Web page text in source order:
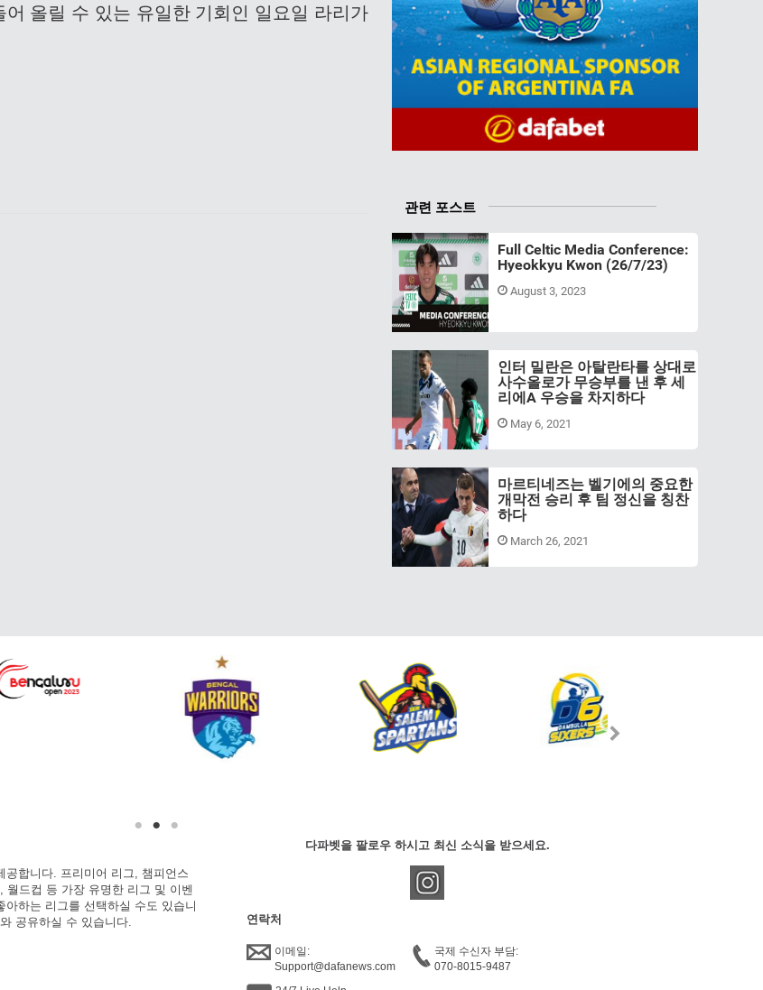
올릴 수 있는 유일한 기회인 일요일 라리가
관련 포스트
Full Celtic Media Conference:
Hyeokkyu Kwon (26/7/23)
August 3, 2023
인터 밀란은 아탈란타를 상대로
사수올로가 무승부를 낸 후 세
리에A 우승을 차지하다
May 6, 2021
마르티네즈는 벨기에의 중요한
개막전 승리 후 팀 정신을 칭찬
하다
March 26, 2021
공합니다. 프리미어 리그, 챔피언스
드컵 등 가장 유명한 리그 및 이벤
하는 리그를 선택하실 수도 있습니
공유하실 수 있습니다.
다파벳을 팔로우 하시고 최신 소식을 받으세요.
연락처
이메일:
Support@dafanews.com
국제 수신자 부담:
070-8015-9487